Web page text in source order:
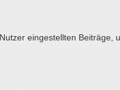
eingestellten Beiträge,